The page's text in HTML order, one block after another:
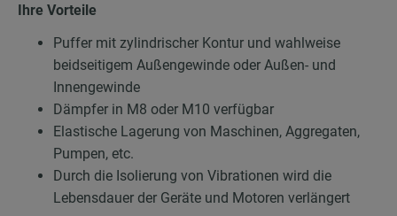
Ihre Vorteile
Puffer mit zylindrischer Kontur und wahlweise
beidseitigem Außengewinde oder Außen- und
Innengewinde
Dämpfer in M8 oder M10 verfügbar
Elastische Lagerung von Maschinen, Aggregaten,
Pumpen, etc.
Durch die Isolierung von Vibrationen wird die
Lebensdauer der Geräte und Motoren verlängert